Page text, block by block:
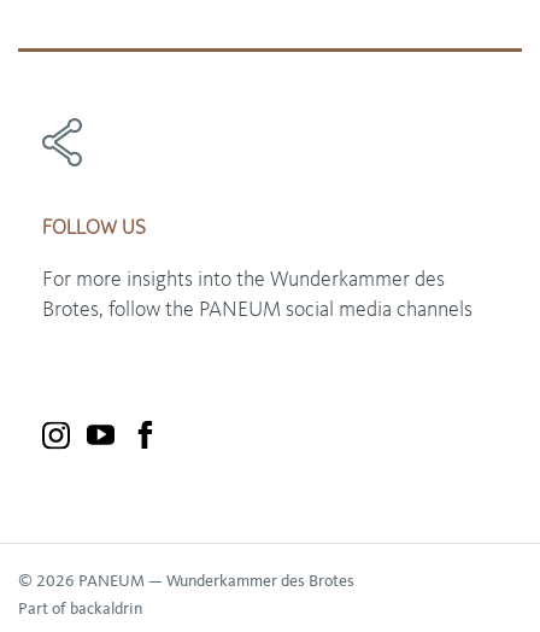
FOLLOW US
For more insights into the Wunderkammer des
Brotes, follow the PANEUM social media channels
© 2026 PANEUM — Wunderkammer des Brotes
Part of backaldrin